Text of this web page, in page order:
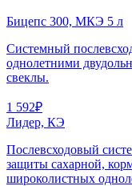
Бицепс 300, МКЭ 5 л
Системный
однолетними
свеклы.
1 592₽
Лидер, КЭ
Послевсходовый
защиты сахарной,
широколистных